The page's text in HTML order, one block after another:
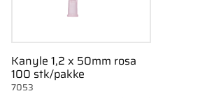
Kanyle 1,2 x 50mm rosa
100 stk/pakke
7053